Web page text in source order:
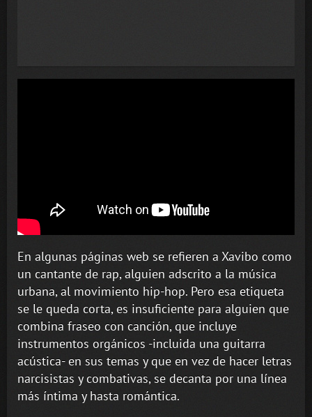
En algunas páginas web se refieren a Xavibo como
un cantante de rap, alguien adscrito a la música
urbana, al movimiento hip-hop. Pero esa etiqueta
se le queda corta, es insuficiente para alguien que
combina fraseo con canción, que incluye
instrumentos orgánicos -incluida una guitarra
acústica- en sus temas y que en vez de hacer letras
narcisistas y combativas, se decanta por una línea
más íntima y hasta romántica.